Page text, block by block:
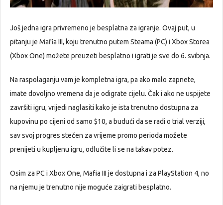
Još jedna igra privremeno je besplatna za igranje. Ovaj put, u
pitanju je Mafia III, koju trenutno putem Steama (PC) i Xbox Storea
(Xbox One) možete preuzeti besplatno i igrati je sve do 6. svibnja.
Na raspolaganju vam je kompletna igra, pa ako malo zapnete,
imate dovoljno vremena da je odigrate cijelu. Čak i ako ne uspijete
završiti igru, vrijedi naglasiti kako je ista trenutno dostupna za
kupovinu po cijeni od samo $10, a budući da se radi o trial verziji,
sav svoj progres stečen za vrijeme promo perioda možete
prenijeti u kupljenu igru, odlučite li se na takav potez.
Osim za PC i Xbox One, Mafia III je dostupna i za PlayStation 4, no
na njemu je trenutno nije moguće zaigrati besplatno.